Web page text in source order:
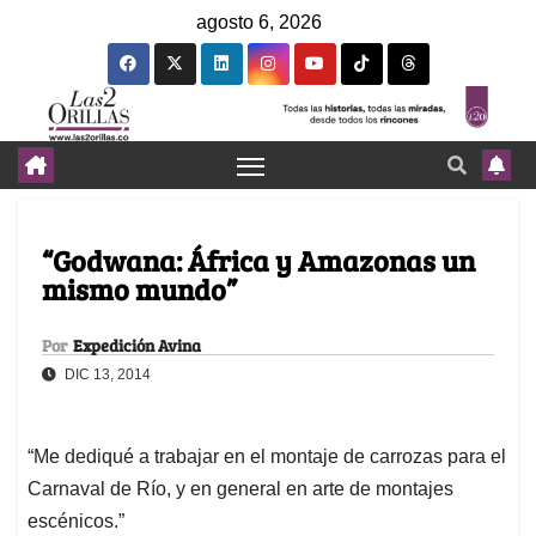
agosto 6, 2026
“Godwana: África y Amazonas un
mismo mundo”
Por Expedición Avina
DIC 13, 2014
“Me dediqué a trabajar en el montaje de carrozas para el
Carnaval de Río, y en general en arte de montajes
escénicos.”